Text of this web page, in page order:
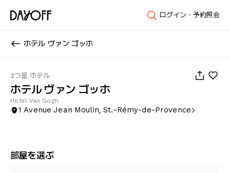
ログイン・予約照会
ホテル ヴァン ゴッホ
3つ星 ホテル
ホテル ヴァン ゴッホ
Hotel Van Gogh
1 Avenue Jean Moulin, St.-Rémy-de-Provence
部屋を選ぶ